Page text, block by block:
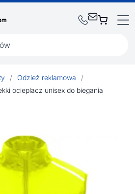
/ Odzież reklamowa
/
ocieplacz unisex do biegania